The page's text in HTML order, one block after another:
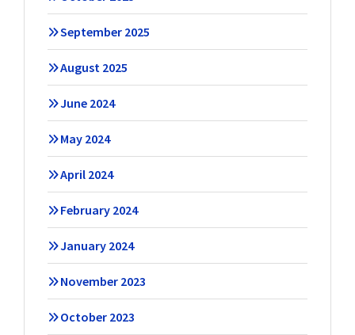
September 2025
August 2025
June 2024
May 2024
April 2024
February 2024
January 2024
November 2023
October 2023